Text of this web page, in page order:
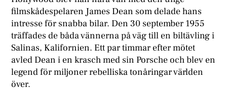
filmskådespelaren James Dean som delade hans
intresse för snabba bilar. Den 30 september 1955
träffades de båda vännerna på väg till en biltävling i
Salinas, Kalifornien. Ett par timmar efter mötet
avled Dean i en krasch med sin Porsche och blev en
legend för miljoner rebelliska tonåringar världen
över.